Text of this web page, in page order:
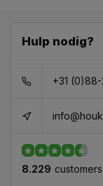
Hulp nodig?
+31
8.229